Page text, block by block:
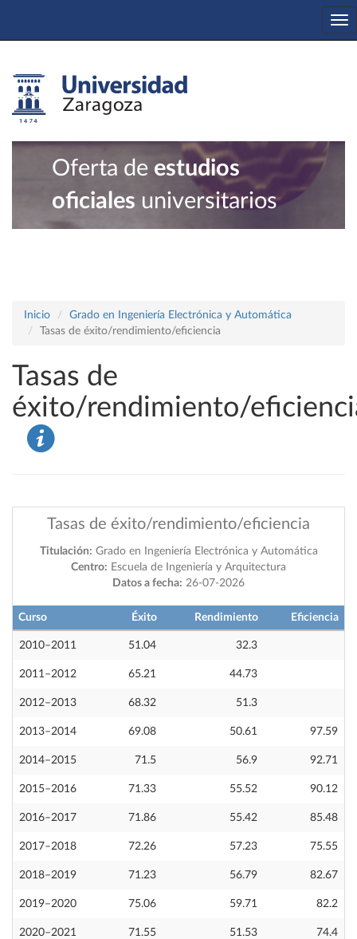
Oferta de estudios
oficiales universitarios
Inicio
Grado en Ingeniería Electrónica y Automática
Tasas de éxito/rendimiento/eficiencia
Tasas de
éxito/rendimiento/
Tasas de éxito/rendimiento/eficiencia
Titulación: Grado en Ingeniería Electrónica y Automática
Centro: Escuela de Ingeniería y Arquitectura
Datos a fecha: 26-07-2026
Curso Éxito Rendimiento Eficiencia
2010–2011 51.04 32.3
2011–2012 65.21 44.73
2012–2013 68.32 51.3
2013–2014 69.08 50.61 97.59
2014–2015 71.5 56.9 92.71
2015–2016 71.33 55.52 90.12
2016–2017 71.86 55.42 85.48
2017–2018 72.26 57.23 75.55
2018–2019 71.23 56.79 82.67
2019–2020 75.06 59.71 82.2
2020–2021 71.55 51.53 74.4